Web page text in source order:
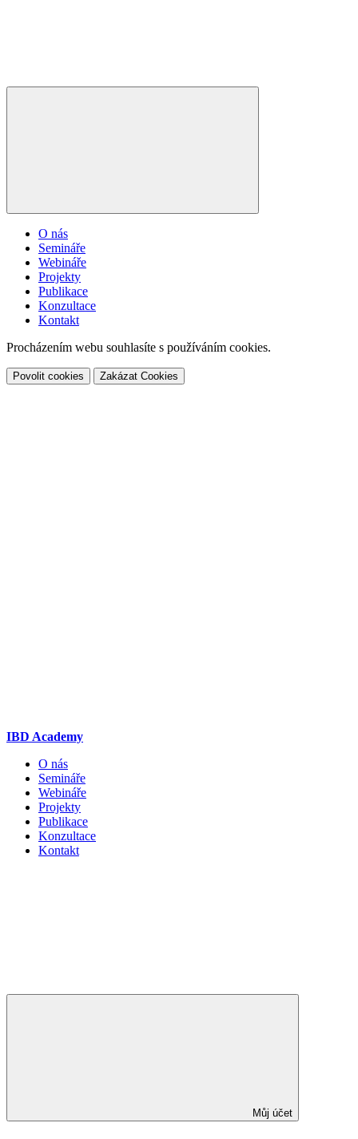
O nás
Semináře
Webináře
Projekty
Publikace
Konzultace
Kontakt
Procházením webu souhlasíte s používáním cookies.
Povolit cookies Zakázat Cookies
IBD Academy
O nás
Semináře
Webináře
Projekty
Publikace
Konzultace
Kontakt
Můj účet